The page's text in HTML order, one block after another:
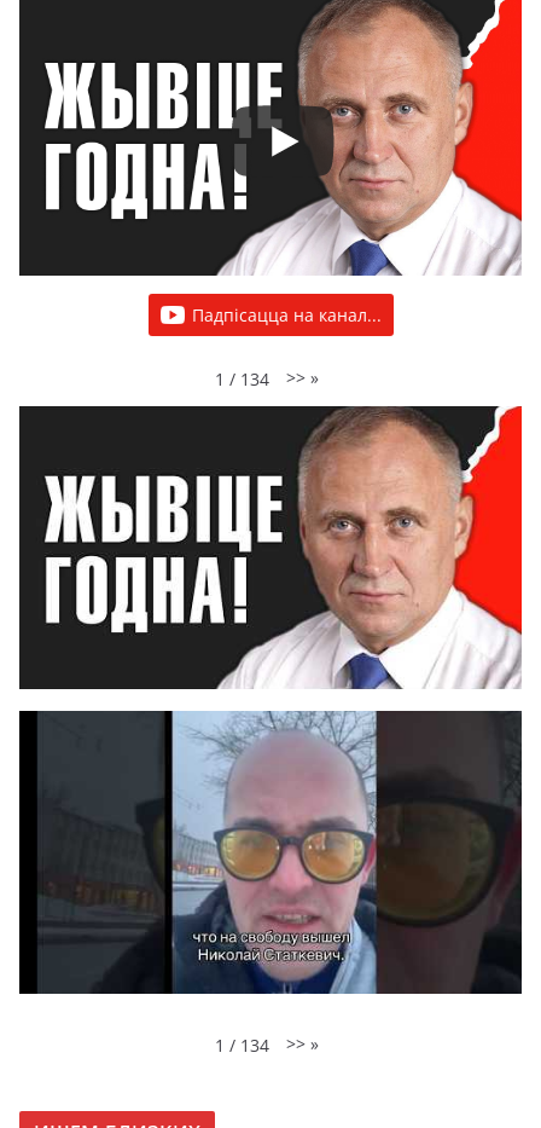
Падпісацца на канал...
1 / 134 >> »
1 / 134 >> »